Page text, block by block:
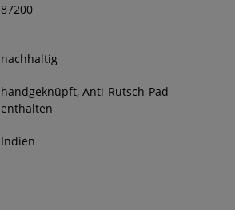
87200
nachhaltig
handgeknüpft, Anti-Rutsch-Pad
enthalten
Indien